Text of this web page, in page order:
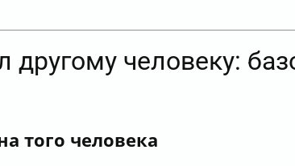
человеку:
того человека